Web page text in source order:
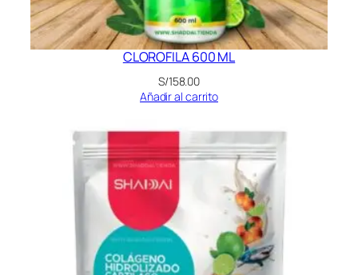
CLOROFILA 600 ML
S/158.00
Añadir al carrito